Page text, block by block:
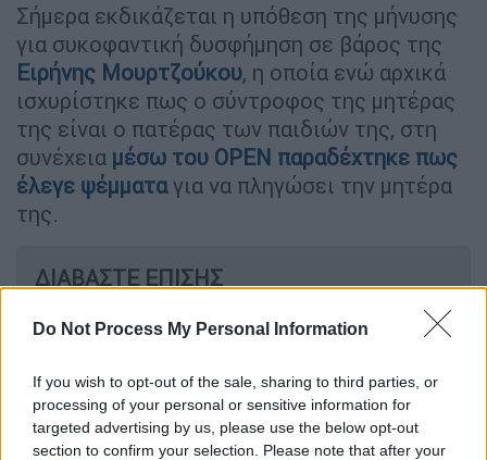
Do Not Process My Personal Information
If you wish to opt-out of the sale, sharing to third parties, or
processing of your personal or sensitive information for
targeted advertising by us, please use the below opt-out
section to confirm your selection. Please note that after your
Σήμερα εκδικάζεται η υπόθεση της μήνυσης
για συκοφαντική δυσφήμηση σε βάρος της
Ειρήνης Μουρτζούκου, η οποία ενώ αρχικά
ισχυρίστηκε πως ο σύντροφος της μητέρας
της είναι ο πατέρας των παιδιών της, στη
συνέχεια μέσω του OPEN παραδέχτηκε πως
έλεγε ψέμματαγια να πληγώσει την μητέρα
της.
ΔΙΑΒΑΣΤΕ ΕΠΙΣΗΣ
Ελλάδα|28.11.2024 08:38
είναι ο σύντροφος της μητέρας μου ο
πατέρας των παιδιών μου» - Όσα είπε
στο OPEN